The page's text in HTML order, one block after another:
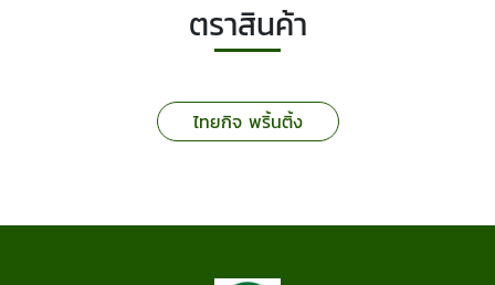
ตราสินค้า
ไทยกิจ พริ้นติ้ง